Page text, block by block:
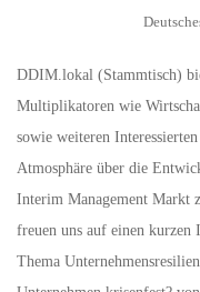
DDIM.lokal (Stammtisch)
Multiplikatoren wie
sowie weiteren
Atmosphäre über die
Interim Management Markt
freuen uns auf einen kurzen
Thema